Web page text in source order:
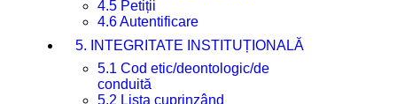
4.5 Petiții
4.6 Autentificare
5. INTEGRITATE INSTITUȚIONALĂ
5.1 Cod etic/deontologic/de
conduită
5.2 Lista cuprinzând